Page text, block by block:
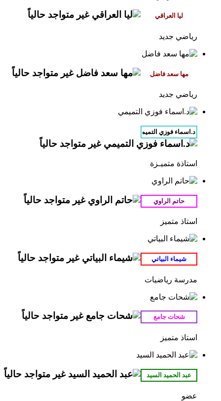
رياضي جديد
رياضي جديد
استاذة متميـزة
استاذ متميز
مدرسة رياضيات
استاذ متميز
عضو